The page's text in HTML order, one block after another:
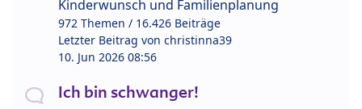
Kinderwunsch und Familienplanung
972 Themen / 16.426 Beiträge
Letzter Beitrag von christinna39
10. Jun 2026 08:56
Ich bin schwanger!